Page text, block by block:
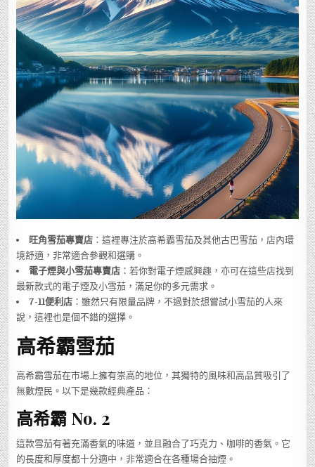
旺角雪茄專賣店 ：這裡專注於高希霸雪茄及其他古巴雪茄，店內環
境舒適，非常適合參觀和選購。
電子煙與小雪茄專賣店 ：若你對電子煙感興趣，亦可在這些店找到
最新款式的電子煙及小雪茄，滿足你的多元需求。
7-11便利店 ：雖然只有限量品牌，不過對於想嘗試小雪茄的人來
說，這裡也是個不錯的選擇。
高希霸雪茄
高希霸雪茄在市場上擁有崇高的地位，其獨特的風味和高品質吸引了
無數煙民。以下是幾款經典產品：
高希霸 No. 2
這款雪茄有著充滿香氣的味道，並且融合了巧克力、咖啡的香氣。它
的長度和厚度都十分適中，非常適合在各種場合抽煙。